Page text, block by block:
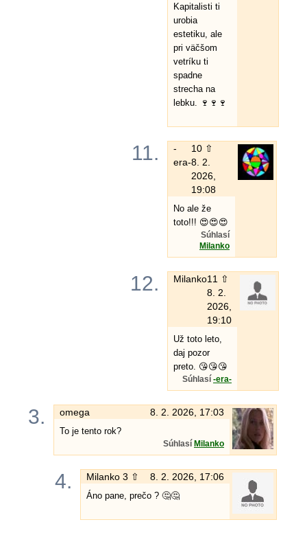
Kapitalisti ti
urobia
estetiku, ale
pri väčšom
vetríku ti
spadne
strecha na
lebku. 🍷🍷🍷
11.
-
era-
10 ⇧
8. 2.
2026,
19:08
No ale že
toto!!! 😍😍😍
Súhlasí
Milanko
12. Milanko11 ⇧
8. 2.
2026,
19:10
Už toto leto,
daj pozor
preto. 😘😘😘
Súhlasí -era-
3. omega 8. 2. 2026, 17:03
To je tento rok?
Súhlasí Milanko
4. Milanko 3 ⇧ 8. 2. 2026, 17:06
Áno pane, prečo ? 🤔🤔